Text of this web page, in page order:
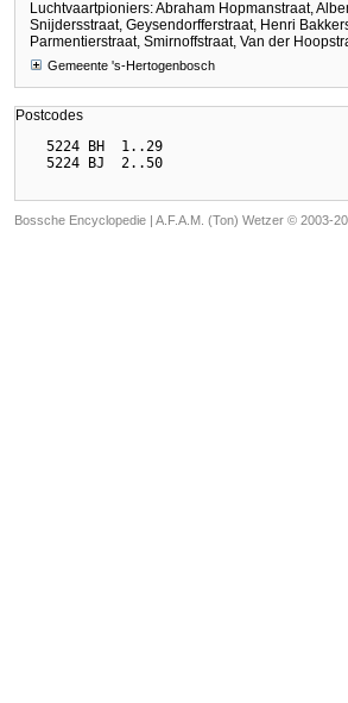
Luchtvaartpioniers: Abraham Hopmanstraat,
Snijdersstraat, Geysendorfferstraat, Henri
Parmentierstraat, Smirnoffstraat, Van der
Gemeente 's-Hertogenbosch
Postcodes
  5224 BH  1..29
Bossche Encyclopedie | A.F.A.M. (Ton) Wetzer © 2003-